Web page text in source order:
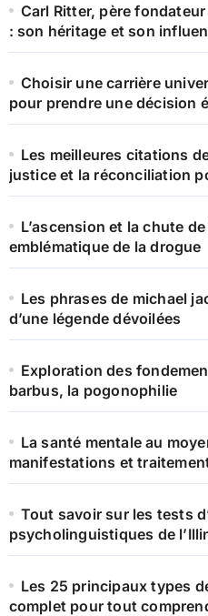
Carl Ritter, père
: son héritage et son
Choisir une carrière
pour prendre une décision
Les meilleures citations
justice et la réconciliation
L’ascension et la chute
emblématique de la drogue
Les phrases de michael
d’une légende dévoilées
Exploration des
barbus, la pogonophilie
La santé mentale au
manifestations et
Tout savoir sur les tests
psycholinguistiques de
Les 25 principaux types
complet pour tout